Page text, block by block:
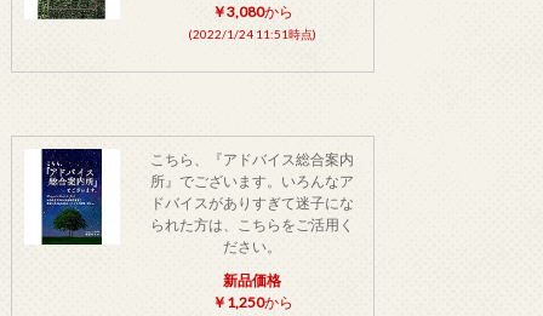
￥3,080から
(2022/1/24 11:51時点)
こちら、『アドバイス総合案内
所』でございます。いろんなア
ドバイスがありすぎて迷子にな
られた方は、こちらをご活用く
ださい。
新品価格
￥1,250から